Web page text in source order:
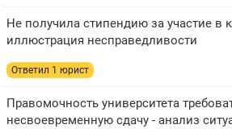
Не получила стипендию за участие в
иллюстрация несправедливости
Ответил 1 юрист
Правомочность университета
несвоевременную сдачу - анализ